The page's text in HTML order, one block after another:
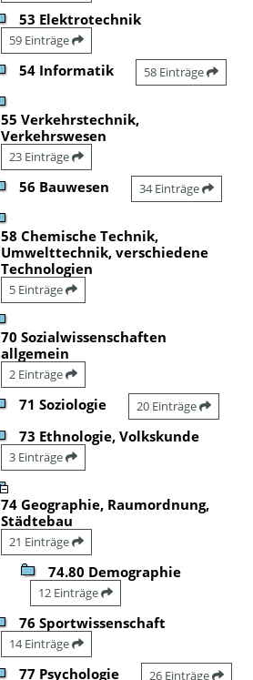
53 Elektrotechnik
59 Einträge
54 Informatik 58 Einträge
55 Verkehrstechnik,
Verkehrswesen
23 Einträge
56 Bauwesen 34 Einträge
58 Chemische Technik,
Umwelttechnik, verschiedene
Technologien
5 Einträge
70 Sozialwissenschaften
allgemein
2 Einträge
71 Soziologie 20 Einträge
73 Ethnologie, Volkskunde
3 Einträge
74 Geographie, Raumordnung,
Städtebau
21 Einträge
74.80 Demographie
12 Einträge
76 Sportwissenschaft
14 Einträge
77 Psychologie 26 Einträge